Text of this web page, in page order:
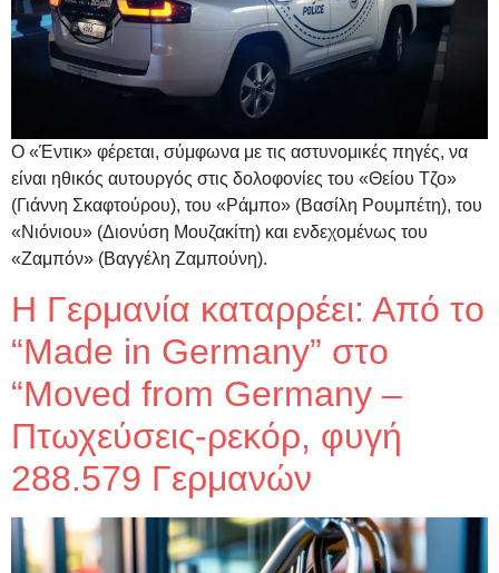
Ο «Έντικ» φέρεται, σύμφωνα με τις αστυνομικές πηγές, να
είναι ηθικός αυτουργός στις δολοφονίες του «Θείου Τζο»
(Γιάννη Σκαφτούρου), του «Ράμπο» (Βασίλη Ρουμπέτη), του
«Νιόνιου» (Διονύση Μουζακίτη) και ενδεχομένως του
«Ζαμπόν» (Βαγγέλη Ζαμπούνη).
Η Γερμανία καταρρέει: Από το
“Made in Germany” στο
“Moved from Germany –
Πτωχεύσεις-ρεκόρ, φυγή
288.579 Γερμανών